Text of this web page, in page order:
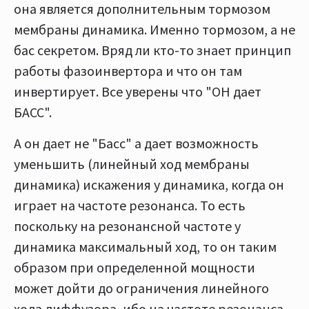
она является дополнительным тормозом
мембраны динамика. Именно тормозом, а не
бас секретом. Вряд ли кто-то знает принцип
работы фазоинвертора и что он там
инвертирует. Все уверены что "ОН дает
БАСС".
А он дает не "Басс" а дает возможность
уменьшить (линейный ход мембраны
динамика) искажения у динамика, когда он
играет на частоте резонанса. То есть
поскольку на резонансной частоте у
динамика максимальный ход, то он таким
образом при определенной мощности
может дойти до ограничения линейного